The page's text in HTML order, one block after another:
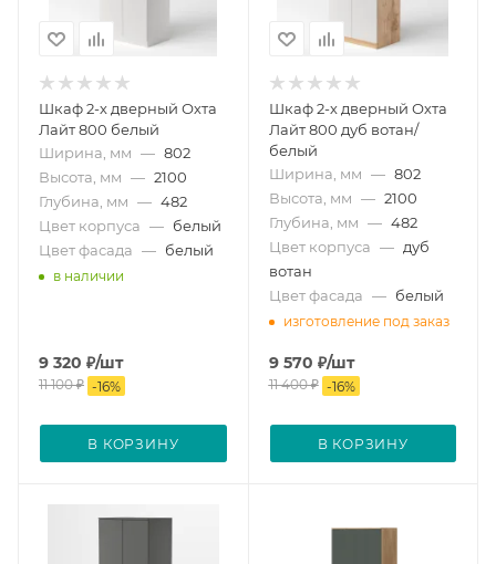
Шкаф 2-х дверный Охта
Лайт 800 белый
Ширина, мм — 802
Высота, мм — 2100
Глубина, мм — 482
Цвет корпуса — белый
Цвет фасада — белый
в наличии
9 320 ₽/шт
11 100₽ -16%
В КОРЗИНУ
Шкаф 2-х дверный Охта
Лайт 800 дуб вотан/
белый
Ширина, мм — 802
Высота, мм — 2100
Глубина, мм — 482
Цвет корпуса — дуб
вотан
Цвет фасада — белый
изготовление под заказ
9 570 ₽/шт
11 400₽ -16%
В КОРЗИНУ